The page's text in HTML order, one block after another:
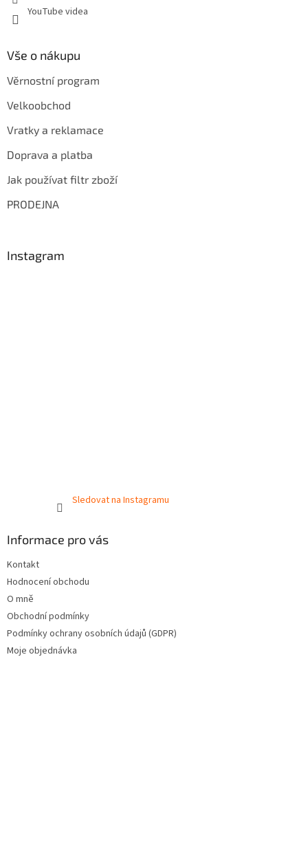
YouTube videa
Vše o nákupu
Věrnostní program
Velkoobchod
Vratky a reklamace
Doprava a platba
Jak používat filtr zboží
PRODEJNA
Instagram
Sledovat na Instagramu
Informace pro vás
Kontakt
Hodnocení obchodu
O mně
Obchodní podmínky
Podmínky ochrany osobních údajů (GDPR)
Moje objednávka